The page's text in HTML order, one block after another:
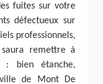
fuites sur votre
défectueux sur
professionnels,
remettre à
: bien étanche,
de Mont De